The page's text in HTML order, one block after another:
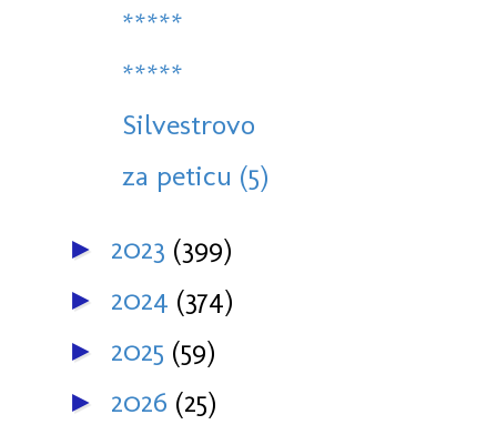
*****
*****
Silvestrovo
za peticu (5)
► 2023 (399)
► 2024 (374)
► 2025 (59)
► 2026 (25)